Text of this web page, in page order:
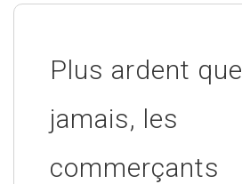
Plus ardent que
jamais, les
commerçants